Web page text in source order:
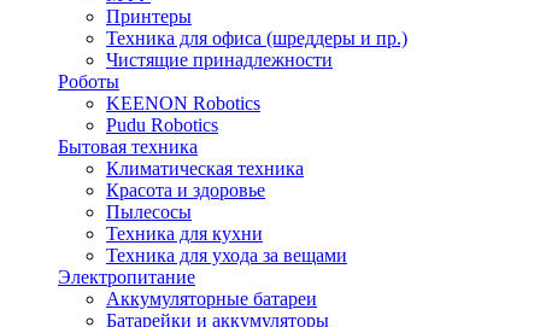
Принтеры
Техника для офиса (шреддеры и пр.)
Чистящие принадлежности
Роботы
KEENON Robotics
Pudu Robotics
Бытовая техника
Климатическая техника
Красота и здоровье
Пылесосы
Техника для кухни
Техника для ухода за вещами
Электропитание
Аккумуляторные батареи
Батарейки и аккумуляторы